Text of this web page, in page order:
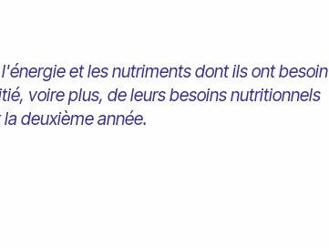
et les nutriments dont ils ont besoin
voire plus, de leurs besoins nutritionnels
deuxième année.